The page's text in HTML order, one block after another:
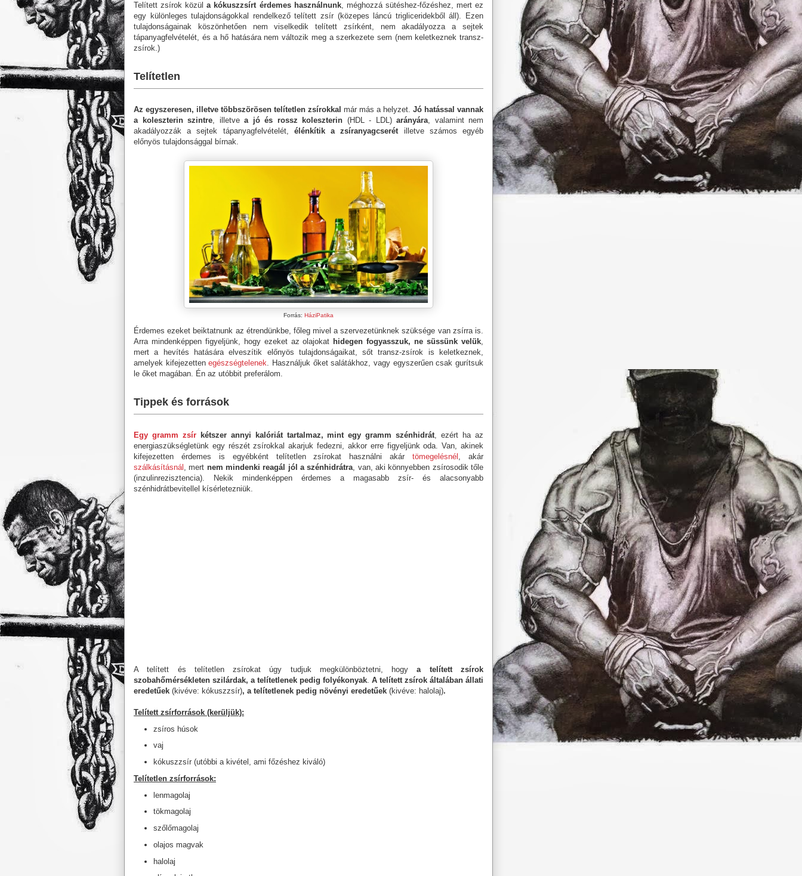
Telített zsírok közüla kókuszzsírt érdemes használnunk, méghozzá sütéshez-főzéshez, mert ez
egy különleges tulajdonságokkal rendelkező telített zsír (közepes láncú trigliceridekből áll). Ezen
tulajdonságainak köszönhetően nem viselkedik telített zsírként, nem akadályozza a sejtek
tápanyagfelvételét, és a hő hatására nem változik meg a szerkezete sem (nem keletkeznek transz-
zsírok.)
Telítetlen
Az egyszeresen, illetve többszörösen telítetlen zsírokkal már más a helyzet. Jó hatással vannak
a koleszterin szintre , illetve a jó és rossz koleszterin (HDL - LDL)arányára , valamint nem
akadályozzák a sejtek tápanyagfelvételét, élénkítik a zsíranyagcserét illetve számos egyéb
előnyös tulajdonsággal bírnak.
Forrás: HáziPatika
Érdemes ezeket beiktatnunk az étrendünkbe, főleg mivel a szervezetünknek szüksége van zsírra is.
Arra mindenképpen figyeljünk, hogy ezeket az olajokat hidegen fogyasszuk, ne süssünk velük,
mert a hevítés hatására elveszítik előnyös tulajdonságaikat, sőt transz-zsírok is keletkeznek,
amelyek kifejezettenegészségtelenek. Használjuk őket salátákhoz, vagy egyszerűen csak gurítsuk
le őket magában. Én az utóbbit preferálom.
Tippek és források
Egy gramm zsírkétszer annyi kalóriát tartalmaz, mint egy gramm szénhidrát , ezért ha az
energiaszükségletünk egy részét zsírokkal akarjuk fedezni, akkor erre figyeljünk oda. Van, akinek
kifejezetten érdemes is egyébként telítetlen zsírokat használni akártömegelésnél
, akár
szálkásításnál
, mert nem mindenki reagál jól a szénhidrátra , van, aki könnyebben zsírosodik tőle
(inzulinrezisztencia). Nekik mindenképpen érdemes a magasabb zsír- és alacsonyabb
szénhidrátbevitellel kísérletezniük.
A telített és telítetlen zsírokat úgy tudjuk megkülönböztetni, hogya telített zsírok
szobahőmérsékleten szilárdak, a telítetlenek pedig folyékonyak A telített zsírok általában állati
eredetűek (kivéve: kókuszzsír), a telítetlenek pedig növényi eredetűek (kivéve: halolaj).
Telített zsírforrások (kerüljük):
zsíros húsok
vaj
kókuszzsír (utóbbi a kivétel, ami főzéshez kiváló)
Telítetlen zsírforrások:
lenmagolaj
tökmagolaj
szőlőmagolaj
olajos magvak
halolaj